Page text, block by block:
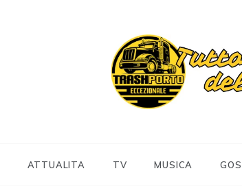
ATTUALITA TV MUSICA